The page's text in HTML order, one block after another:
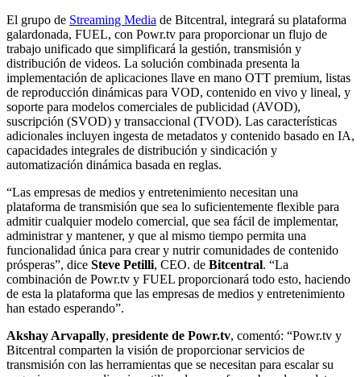
El grupo de Streaming Media de Bitcentral, integrará su plataforma
galardonada, FUEL, con Powr.tv para proporcionar un flujo de
trabajo unificado que simplificará la gestión, transmisión y
distribución de videos. La solución combinada presenta la
implementación de aplicaciones llave en mano OTT premium, listas
de reproducción dinámicas para VOD, contenido en vivo y lineal, y
soporte para modelos comerciales de publicidad (AVOD),
suscripción (SVOD) y transaccional (TVOD). Las características
adicionales incluyen ingesta de metadatos y contenido basado en IA,
capacidades integrales de distribución y sindicación y
automatización dinámica basada en reglas.
“Las empresas de medios y entretenimiento necesitan una
plataforma de transmisión que sea lo suficientemente flexible para
admitir cualquier modelo comercial, que sea fácil de implementar,
administrar y mantener, y que al mismo tiempo permita una
funcionalidad única para crear y nutrir comunidades de contenido
prósperas”, dice Steve Petilli, CEO. de Bitcentral. “La
combinación de Powr.tv y FUEL proporcionará todo esto, haciendo
de esta la plataforma que las empresas de medios y entretenimiento
han estado esperando”.
Akshay Arvapally, presidente de Powr.tv, comentó: “Powr.tv y
Bitcentral comparten la visión de proporcionar servicios de
transmisión con las herramientas que se necesitan para escalar su